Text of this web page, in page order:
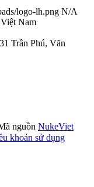
logo-lh.png N/A
Nam
Trần Phú, Văn
nguồn NukeViet
khoản sử dụng